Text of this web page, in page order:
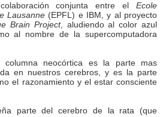
conjunta entre el Ecole
Lausanne (EPFL) e IBM, y al proyecto
Brain Project, aludiendo al color azul
al nombre de la supercomputadora
columna neocórtica es la parte mas
en nuestros cerebros, y es la parte
el razonamiento y el estar consciente
parte del cerebro de la rata (que